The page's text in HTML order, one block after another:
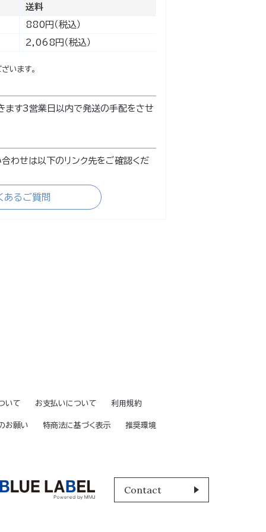
送料
880円（税込）
2,068円（税込）
います。
ます3営業日以内で発送の手配をさせ
わせは以下のリンク先をご確認くだ
あるご質問
いて お支払いについて 利用規約
お願い 特商法に基づく表示 推奨環境
Contact